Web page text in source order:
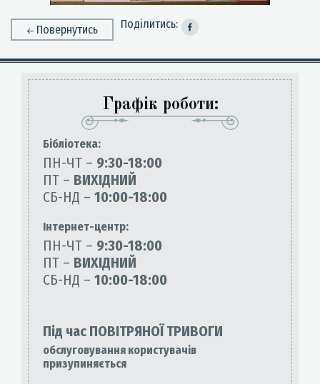
Повернутись Поділитись:
Графік роботи:
Бiблiотека:
ПН-ЧТ – 9:30-18:00
ПТ – ВИХІДНИЙ
СБ-НД – 10:00-18:00
Інтернет-центр:
ПН-ЧТ – 9:30-18:00
ПТ – ВИХІДНИЙ
СБ-НД – 10:00-18:00
Під час ПОВІТРЯНОЇ ТРИВОГИ
обслуговування користувачів
призупиняється